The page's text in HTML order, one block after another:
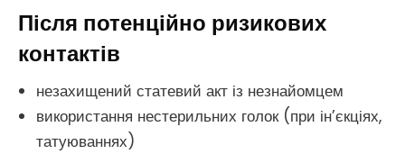
Після потенційно ризикових
контактів
незахищений статевий акт із незнайомцем
використання нестерильних голок (при ін’єкціях,
татуюваннях)